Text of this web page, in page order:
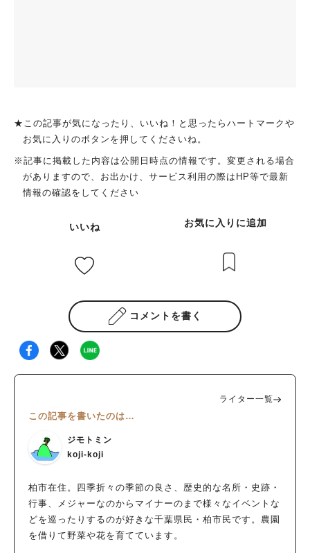
★この記事が気になったり、いいね！と思ったらハートマークや
お気に入りのボタンを押してくださいね。
※記事に掲載した内容は公開日時点の情報です。変更される場合
がありますので、お出かけ、サービス利用の際はHP等で最新
情報の確認をしてください
いいね お気に入りに追加
コメントを書く
ライター一覧
この記事を書いたのは…
ジモトミン
koji-koji
柏市在住。四季折々の季節の良さ、歴史的な名所・史跡・
行事、メジャーなのからマイナーのまで様々なイベントな
どを巡ったりするのが好きな千葉県民・柏市民です。農園
を借りて野菜や花を育てています。